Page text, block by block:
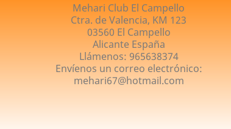
Mehari Club El Campello
Ctra. de Valencia, KM 123
03560 El Campello
Alicante España
Llámenos: 965638374
Envíenos un correo electrónico:
mehari67@hotmail.com